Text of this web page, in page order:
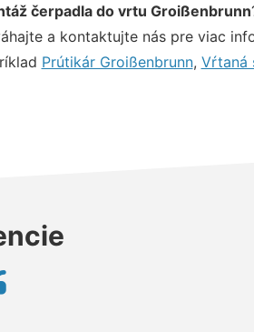
čerpadla do vrtu Groißenbrunn
a kontaktujte nás pre viac
Prútikár Groißenbrunn, Vŕtaná